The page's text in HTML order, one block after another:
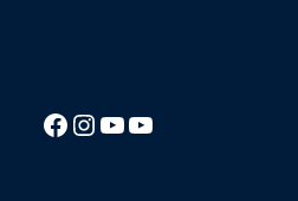
Посилання на Facebook сторінку ліцею
Instagram
Посилання на YouTube канал ліцеюПосилання на YouTube канал ліцею